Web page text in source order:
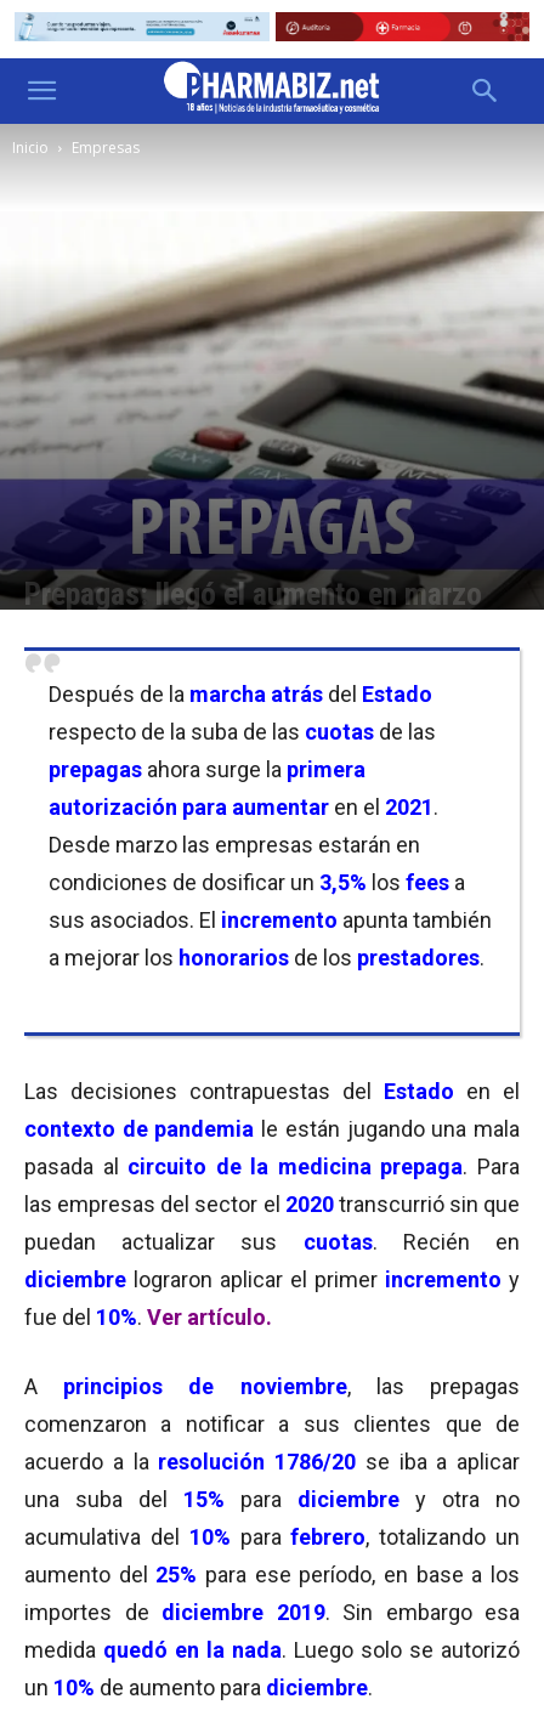
Inicio Empresas
Prepagas: llegó el aumento en marzo
Después de la marcha atrás del Estado
respecto de la suba de las cuotas de las
prepagas ahora surge la primera
autorización para aumentar en el 2021.
Desde marzo las empresas estarán en
condiciones de dosificar un 3,5% los fees a
sus asociados. El incremento apunta también
a mejorar los honorarios de los prestadores.
Las decisiones contrapuestas del Estado en el
contexto de pandemia le están jugando una mala
pasada al circuito de la medicina prepaga. Para
las empresas del sector el 2020 transcurrió sin que
puedan actualizar sus cuotas. Recién en
diciembre lograron aplicar el primer incremento y
fue del 10%. Ver artículo.
A principios de noviembre, las prepagas
comenzaron a notificar a sus clientes que de
acuerdo a la resolución 1786/20 se iba a aplicar
una suba del 15% para diciembre
y otra no
acumulativa del 10% parafebrero, totalizando un
aumento del 25% para ese período, en base a los
importes de diciembre 2019. Sin embargo esa
medida quedó en la nada. Luego solo se autorizó
un 10% de aumento para diciembre.